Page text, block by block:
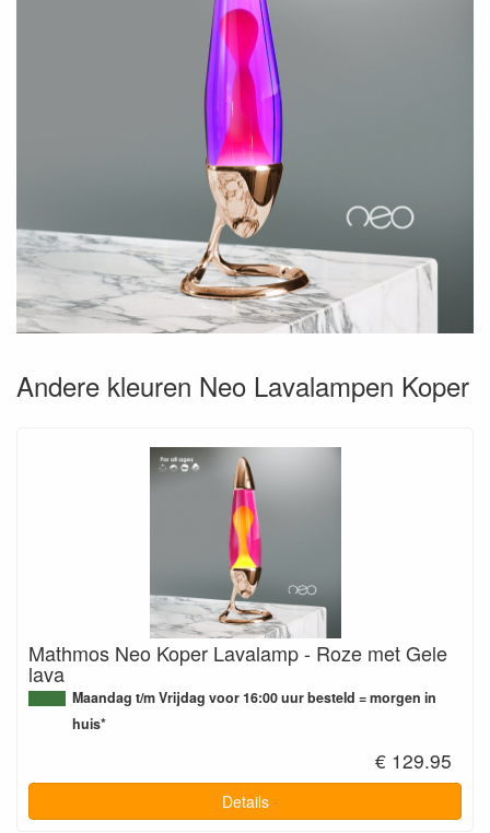
Andere kleuren Neo Lavalampen Koper
Mathmos Neo Koper Lavalamp - Roze met Gele
lava
Maandag t/m Vrijdag voor 16:00 uur besteld = morgen in
huis*
€ 129.95
Details